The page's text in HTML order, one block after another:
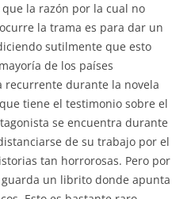
la razón por la cual no
la trama es para dar un
sutilmente que esto
de los países
recurrente durante la novela
tiene el testimonio sobre el
se encuentra durante
de su trabajo por el
tan horrorosas. Pero por
un librito donde apunta